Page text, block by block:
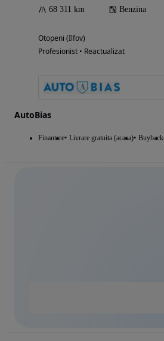
68 311 km Benzina
Otopeni (Ilfov)
Profesionist • Reactualizat
AutoBias
Finantare Livrare gratuita (acasa) Buyback